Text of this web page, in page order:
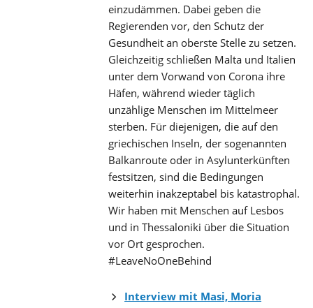
einzudämmen. Dabei geben die
Regierenden vor, den Schutz der
Gesundheit an oberste Stelle zu setzen.
Gleichzeitig schließen Malta und Italien
unter dem Vorwand von Corona ihre
Häfen, während wieder täglich
unzählige Menschen im Mittelmeer
sterben. Für diejenigen, die auf den
griechischen Inseln, der sogenannten
Balkanroute oder in Asylunterkünften
festsitzen, sind die Bedingungen
weiterhin inakzeptabel bis katastrophal.
Wir haben mit Menschen auf Lesbos
und in Thessaloniki über die Situation
vor Ort gesprochen.
#LeaveNoOneBehind
Interview mit Masi, Moria